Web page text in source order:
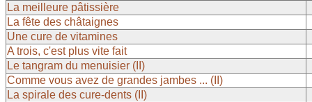
La meilleure pâtissière
La fête des châtaignes
Une cure de vitamines
A trois, c'est plus vite fait
Le tangram du menuisier (II)
Comme vous avez de grandes jambes ... (II)
La spirale des cure-dents (II)